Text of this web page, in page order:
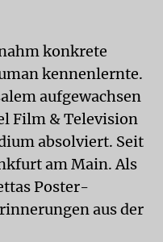
konkrete
kennenlernte.
aufgewachsen
Film & Television
absolviert. Seit
am Main. Als
Poster-
aus der